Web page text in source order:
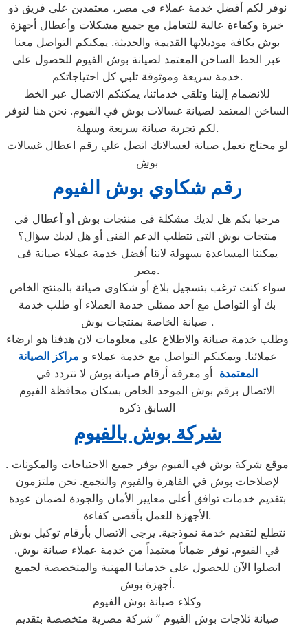
نوفر لكم أفضل خدمة عملاء في مصر، معتمدين على فريق ذو
خبرة وكفاءة عالية للتعامل مع جميع مشكلات وأعطال أجهزة
بوش بكافة موديلاتها القديمة والحديثة. يمكنكم التواصل معنا
عبر الخط الساخن المعتمد لصيانة بوش الفيوم للحصول على
خدمة سريعة وموثوقة تلبي كل احتياجاتكم.
للانضمام إلينا وتلقي خدماتنا، يمكنكم الاتصال عبر الخط
الساخن المعتمد لصيانة غسالات بوش في الفيوم. نحن هنا لنوفر
لكم تجربة صيانة سريعة وسهلة.
لو محتاج تعمل صيانة لغسالاتك اتصل علي رقم اعطال غسالات
بوش
رقم شكاوي بوش الفيوم
مرحبا بكم هل لديك مشكلة فى منتجات بوش أو أعطال في
منتجات بوش التى تتطلب الدعم الفنى أو هل لديك سؤال؟
يمكننا المساعدة بسهولة لاننا أفضل خدمة عملاء صيانة فى
مصر.
سواء كنت ترغب بتسجيل بلاغ أو شكاوى صيانة بالمنتج الخاص
بك أو التواصل مع أحد ممثلي خدمة العملاء أو طلب خدمة
صيانة الخاصة بمنتجات بوش .
وطلب خدمة صيانة والاطلاع على معلومات لان هدفنا هو ارضاء
عملائنا. ويمكنكم التواصل مع خدمة عملاء و مراكز الصيانة
المعتمدة أو معرفة أرقام صيانة بوش لا تتردد في
الاتصال برقم بوش الموحد الخاص بسكان محافظة الفيوم
السابق ذكره
شركة بوش بالفيوم
. موقع شركة بوش في الفيوم يوفر جميع الاحتياجات والمكونات
لإصلاحات بوش في القاهرة والفيوم والتجمع. نحن ملتزمون
بتقديم خدمات توافق أعلى معايير الأمان والجودة لضمان عودة
الأجهزة للعمل بأقصى كفاءة.
نتطلع لتقديم خدمة نموذجية. يرجى الاتصال بأرقام توكيل بوش
في الفيوم. نوفر ضماناً معتمداً من خدمة عملاء صيانة بوش.
اتصلوا الآن للحصول على خدماتنا المهنية والمتخصصة لجميع
أجهزة بوش.
وكلاء صيانة بوش الفيوم
صيانة ثلاجات بوش الفيوم ” شركة مصرية متخصصة بتقديم